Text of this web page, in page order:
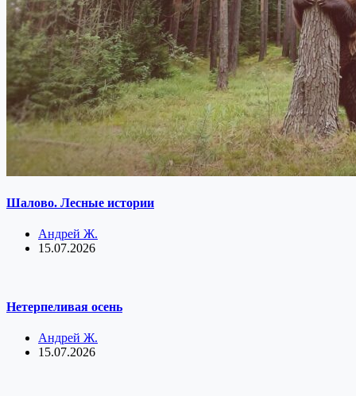
Шалово. Лесные истории
Андрей Ж.
15.07.2026
Нетерпеливая осень
Андрей Ж.
15.07.2026